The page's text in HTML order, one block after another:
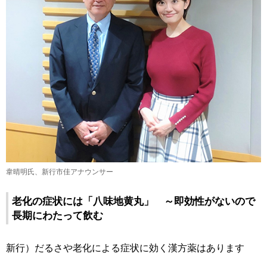
韋晴明氏、新行市佳アナウンサー
老化の症状には「八味地黄丸」 ～即効性がないので
長期にわたって飲む
新行）だるさや老化による症状に効く漢方薬はあります